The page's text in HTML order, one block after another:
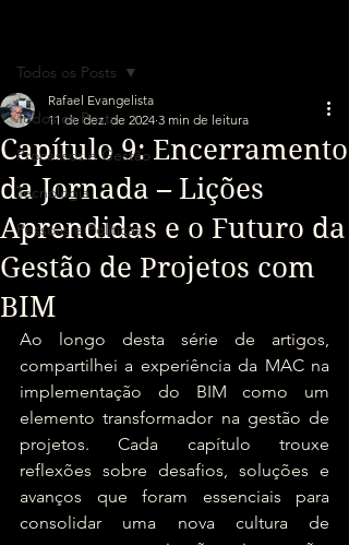
Todos os Posts
Processos e Gestão
Tecnologia
Pessoas e Políticas
Todos os Posts
Capítulo 9: Encerramento
da Jornada – Lições
Aprendidas e o Futuro da
Gestão de Projetos com
BIM
Rafael Evangelista
11 de dez. de 2024 3 min de leitura
Ao longo desta série de artigos,
compartilhei a experiência da MAC na
implementação do BIM como um
elemento transformador na gestão de
projetos. Cada capítulo trouxe
reflexões sobre desafios, soluções e
avanços que foram essenciais para
consolidar uma nova cultura de